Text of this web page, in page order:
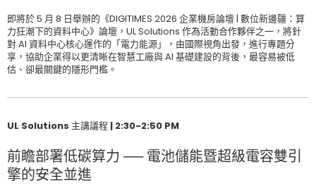
即將於 5 月 8 日舉辦的《DIGITIMES 2026 企業機房論壇 | 數位新邊疆：算
力狂潮下的資料中心》論壇，UL Solutions 作為活動合作夥伴之一，將針
對 AI 資料中心核心運作的「電力能源」，由國際視角出發，進行專題分
享，協助企業得以更清晰在智慧工廠與 AI 基礎建設的背後，最容易被低
估、卻最關鍵的隱形門檻。
UL Solutions 主講議程 | 2:30-2:50 PM
前瞻部署低碳算力 ── 電池儲能暨超級電容雙引
擎的安全並進